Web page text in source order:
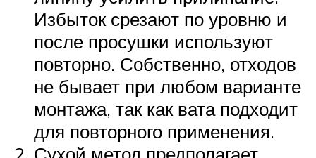
Избыток срезают по уровню и
после просушки используют
повторно. Собственно, отходов
не бывает при любом варианте
монтажа, так как вата подходит
для повторного применения.